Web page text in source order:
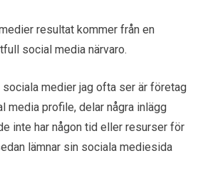
resultat kommer från en
social media närvaro.
medier jag ofta ser är företag
media profile, delar några inlägg
inte har någon tid eller resurser för
lämnar sin sociala mediesida